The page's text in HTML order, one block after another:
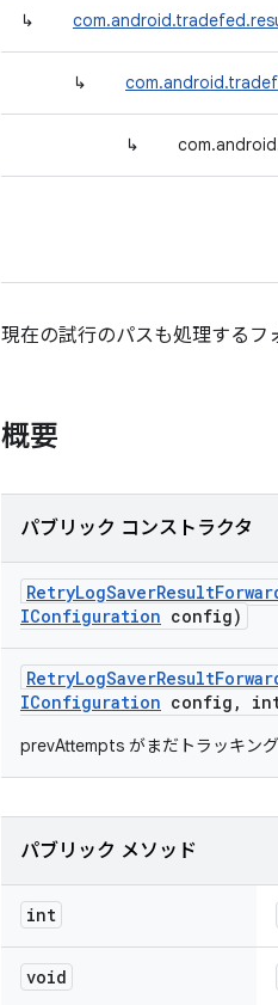
↳
↳
↳
現在の試行のパスも処理するフ
概要
パブリック コンストラクタ
RetryLogSaverResult
IConfiguration config)
RetryLogSaverResult
IConfiguration config ,
prevAttempts がまだトラッキン
パブリック メソッド
int
void